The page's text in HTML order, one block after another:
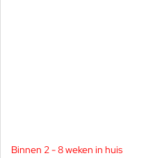
Binnen 2 - 8 weken in huis